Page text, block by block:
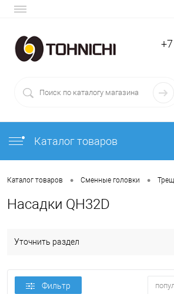
Каталог товаров
Каталог товаров • Сменные головки •
Насадки QH32D
Уточнить раздел
Фильтр